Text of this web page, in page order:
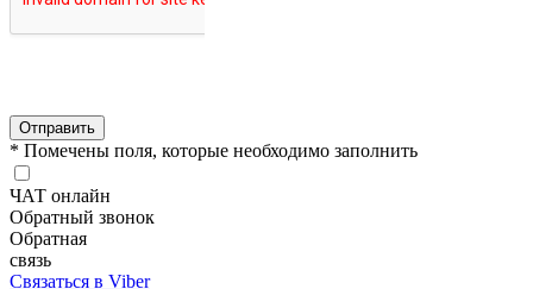
Отправить
* Помечены поля, которые необходимо заполнить
ЧАТ онлайн
Обратный звонок
Обратная
связь
Связаться в Viber